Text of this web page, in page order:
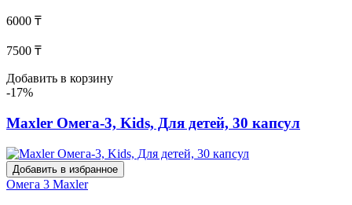
6000 ₸
7500 ₸
Добавить в корзину
-17%
Maxler Омега-3, Kids, Для детей, 30 капсул
Добавить в избранное
Омега 3 Maxler